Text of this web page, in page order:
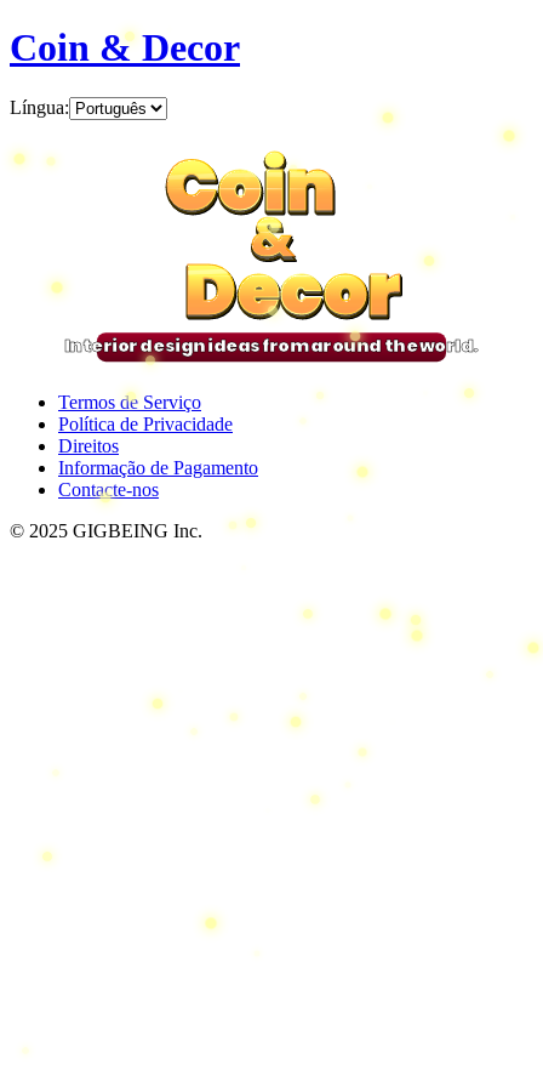
Coin & Decor
Língua:
Coin
&
Decor
Coin
&
Decor
Coin
&
Decor
Coin
&
Decor
Interior design ideas from around the world.
Termos de Serviço
Política de Privacidade
Direitos
Informação de Pagamento
Contacte-nos
© 2025 GIGBEING Inc.